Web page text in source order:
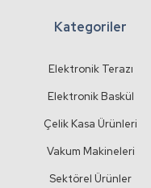
Kategoriler
Elektronik Terazı
Elektronik Baskül
Çelik Kasa Ürünleri
Vakum Makineleri
Sektörel Ürünler